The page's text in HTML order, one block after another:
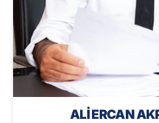
ALİ ERCAN